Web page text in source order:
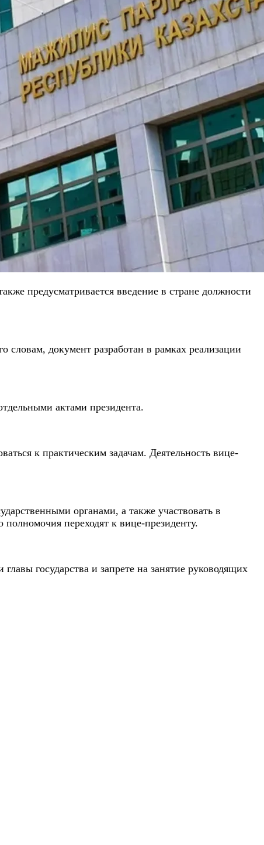
предусматривается введение в стране должности
документ разработан в рамках реализации
актами президента.
к практическим задачам. Деятельность вице-
органами, а также участвовать в
полномочия переходят к вице-президенту.
государства и запрете на занятие руководящих